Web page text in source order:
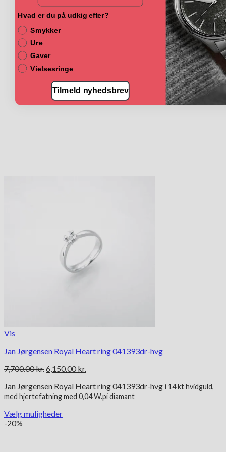
Vis
Jan Jørgensen Royal Heart ring 041393dr-hvg
7,700.00kr.Den
pris
var:
6,150.00 kr.
pris
er:
Jan Jørgensen Royal Heart ring 041393dr-hvg i 14 kthvidguld,
med hjertefatning med 0,04 W.pi diamant
Vælg muligheder
Dette
-20%
Hvad er du på udkig efter?
Smykker
Ure
Gaver
Vielsesringe
Tilmeld nyhedsbrev